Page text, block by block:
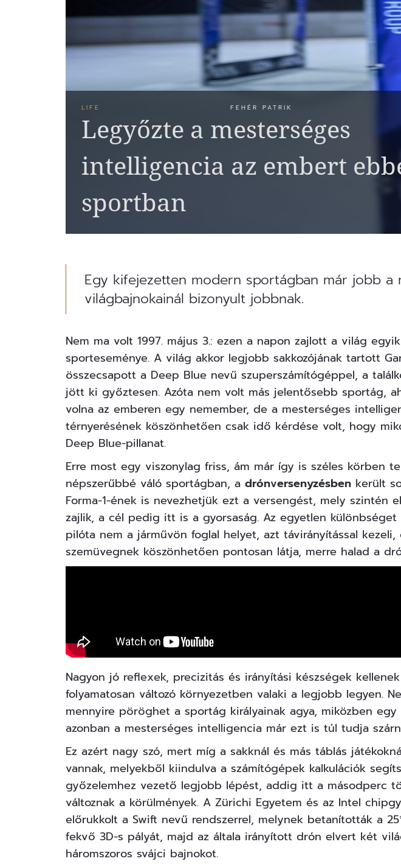
LIFE FEHÉR PATRIK
Legyőzte a mesterséges
intelligencia az embert
sportban
Egy kifejezetten modern sportágban már jobb
világbajnokainál bizonyult jobbnak.
Nem ma volt 1997. május 3.: ezen a napon zajlott a világ
sporteseménye. A világ akkor legjobb sakkozójának tartott
összecsapott a Deep Blue nevű szuperszámítógéppel, a
jött ki győztesen. Azóta nem volt más jelentősebb sportág,
volna az emberen egy nemember, de a mesterséges
térnyerésének köszönhetően csak idő kérdése volt, hogy
Deep Blue-pillanat.
Erre most egy viszonylag friss, ám már így is széles körben
népszerűbbé váló sportágban, a drónversenyzésben került
Forma-1-ének is nevezhetjük ezt a versengést, mely szintén
zajlik, a cél pedig itt is a gyorsaság. Az egyetlen
pilóta nem a járművön foglal helyet, azt távirányítással
szemüvegnek köszönhetően pontosan látja, merre halad a
Nagyon jó reflexek, precizitás és irányítási készségek
folyamatosan változó környezetben valaki a legjobb legyen.
mennyire pöröghet a sportág királyainak agya, miközben
azonban a mesterséges intelligencia már ezt is túl tudja
Ez azért nagy szó, mert míg a sakknál és más táblás
vannak, melyekből kiindulva a számítógépek kalkulációk
győzelemhez vezető legjobb lépést, addig itt a másodperc
változnak a körülmények. A Zürichi Egyetem és az Intel
előrukkolt a Swift nevű rendszerrel, melynek betanították a
fekvő 3D-s pályát, majd az általa irányított drón elvert két
háromszoros svájci bajnokot.